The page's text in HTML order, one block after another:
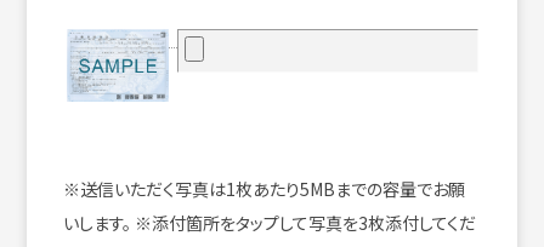
※送信いただく写真は1枚あたり5MBまでの容量でお願
いします。 ※添付箇所をタップして写真を3枚添付してくだ